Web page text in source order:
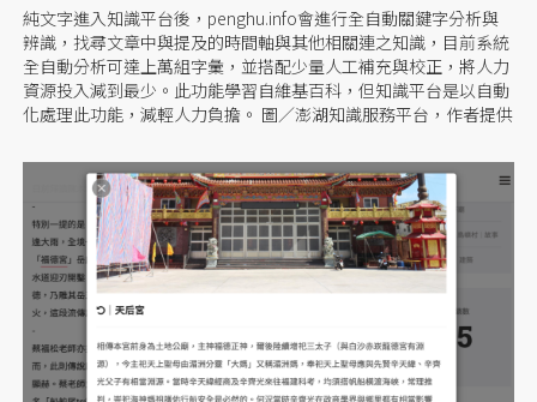
純文字進入知識平台後，penghu.info會進行全自動關鍵字分析與
辨識，找尋文章中與提及的時間軸與其他相關連之知識，目前系統
全自動分析可達上萬組字彙，並搭配少量人工補充與校正，將人力
資源投入減到最少。此功能學習自維基百科，但知識平台是以自動
化處理此功能，減輕人力負擔。 圖／澎湖知識服務平台，作者提供